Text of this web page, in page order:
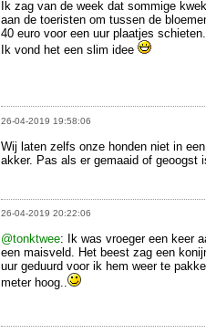
Ik zag van de week dat sommige
aan de toeristen om tussen de
40 euro voor een uur plaatjes schieten.
Ik vond het een slim idee
26-04-2019 19:58:06
Wij laten zelfs onze honden niet in
akker. Pas als er gemaaid of geoogst
26-04-2019 20:22:06
@tonktwee: Ik was vroeger een keer
een maisveld. Het beest zag een
uur geduurd voor ik hem weer te
meter hoog..